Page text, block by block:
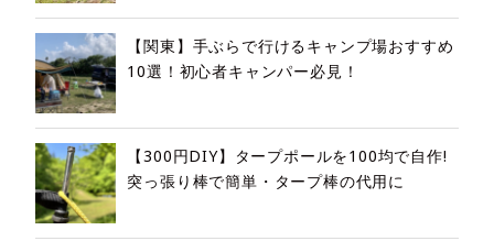
【関東】手ぶらで行けるキャンプ場おすすめ
10選！初心者キャンパー必見！
【300円DIY】タープポールを100均で自作!
突っ張り棒で簡単・タープ棒の代用に